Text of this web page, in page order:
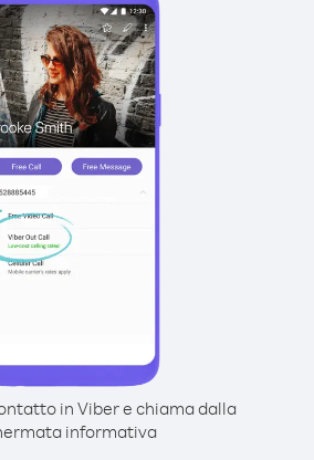
in Viber e chiama dalla
informativa